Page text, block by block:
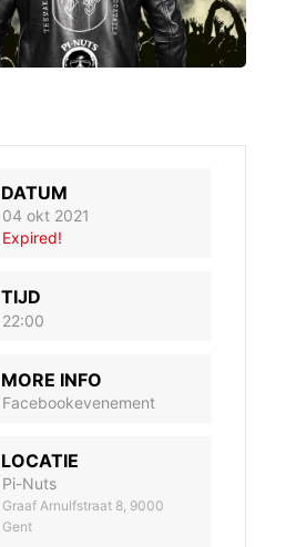
DATUM
04 okt 2021
Expired!
TIJD
22:00
MORE INFO
Facebookevenement
LOCATIE
Pi-Nuts
Graaf Arnulfstraat 8, 9000
Gent